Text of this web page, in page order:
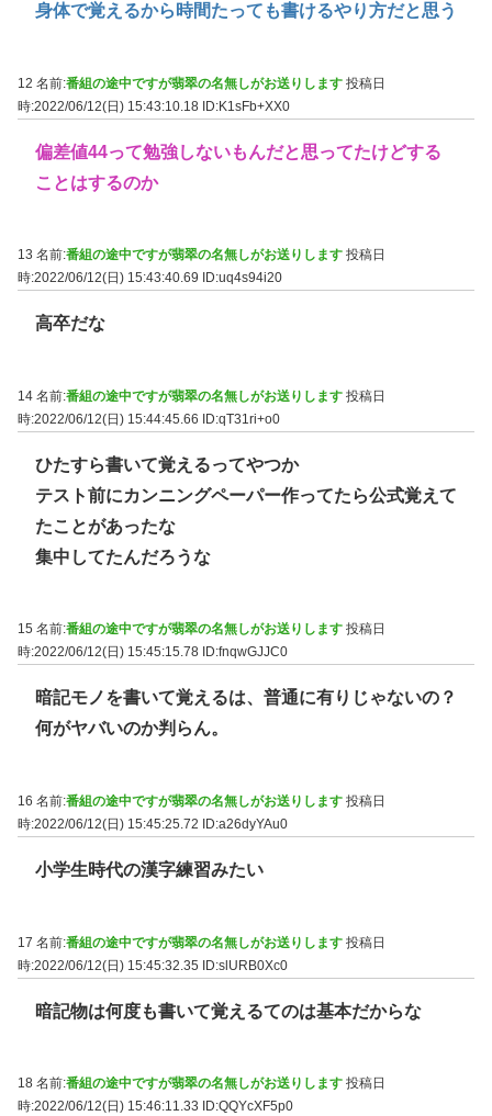
身体で覚えるから時間たっても書けるやり方だと思う
12 名前:番組の途中ですが翡翠の名無しがお送りします 投稿日
時:2022/06/12(日) 15:43:10.18 ID:K1sFb+XX0
偏差値44って勉強しないもんだと思ってたけどする
ことはするのか
13 名前:番組の途中ですが翡翠の名無しがお送りします 投稿日
時:2022/06/12(日) 15:43:40.69
ID:uq4s94i20
高卒だな
14 名前:番組の途中ですが翡翠の名無しがお送りします 投稿日
時:2022/06/12(日) 15:44:45.66 ID:qT31ri+o0
ひたすら書いて覚えるってやつか
テスト前にカンニングペーパー作ってたら公式覚えて
たことがあったな
集中してたんだろうな
15 名前:番組の途中ですが翡翠の名無しがお送りします 投稿日
時:2022/06/12(日) 15:45:15.78 ID:fnqwGJJC0
暗記モノを書いて覚えるは、普通に有りじゃないの？
何がヤバいのか判らん。
16 名前:番組の途中ですが翡翠の名無しがお送りします 投稿日
時:2022/06/12(日) 15:45:25.72
ID:a26dyYAu0
小学生時代の漢字練習みたい
17 名前:番組の途中ですが翡翠の名無しがお送りします 投稿日
時:2022/06/12(日) 15:45:32.35 ID:slURB0Xc0
暗記物は何度も書いて覚えるてのは基本だからな
18 名前:番組の途中ですが翡翠の名無しがお送りします 投稿日
時:2022/06/12(日) 15:46:11.33
ID:QQYcXF5p0